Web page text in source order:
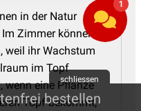
in der Natur
Zimmer können
weil ihr Wachstum
im Topf
wenn eine Pflanze
Topf bekommt,
schliessen
bestellen